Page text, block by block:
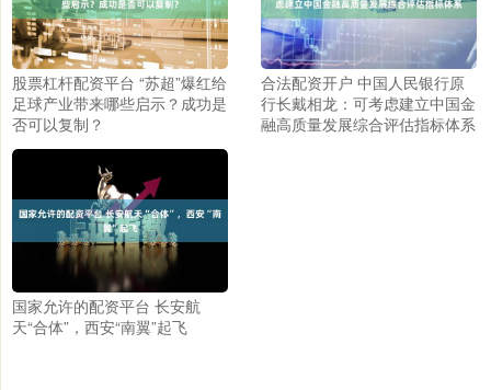
股票杠杆配资平台 “苏超”爆红给
足球产业带来哪些启示？成功是
否可以复制？
合法配资开户 中国人民银行原
行长戴相龙：可考虑建立中国金
融高质量发展综合评估指标体系
国家允许的配资平台 长安航
天“合体”，西安“南翼”起飞